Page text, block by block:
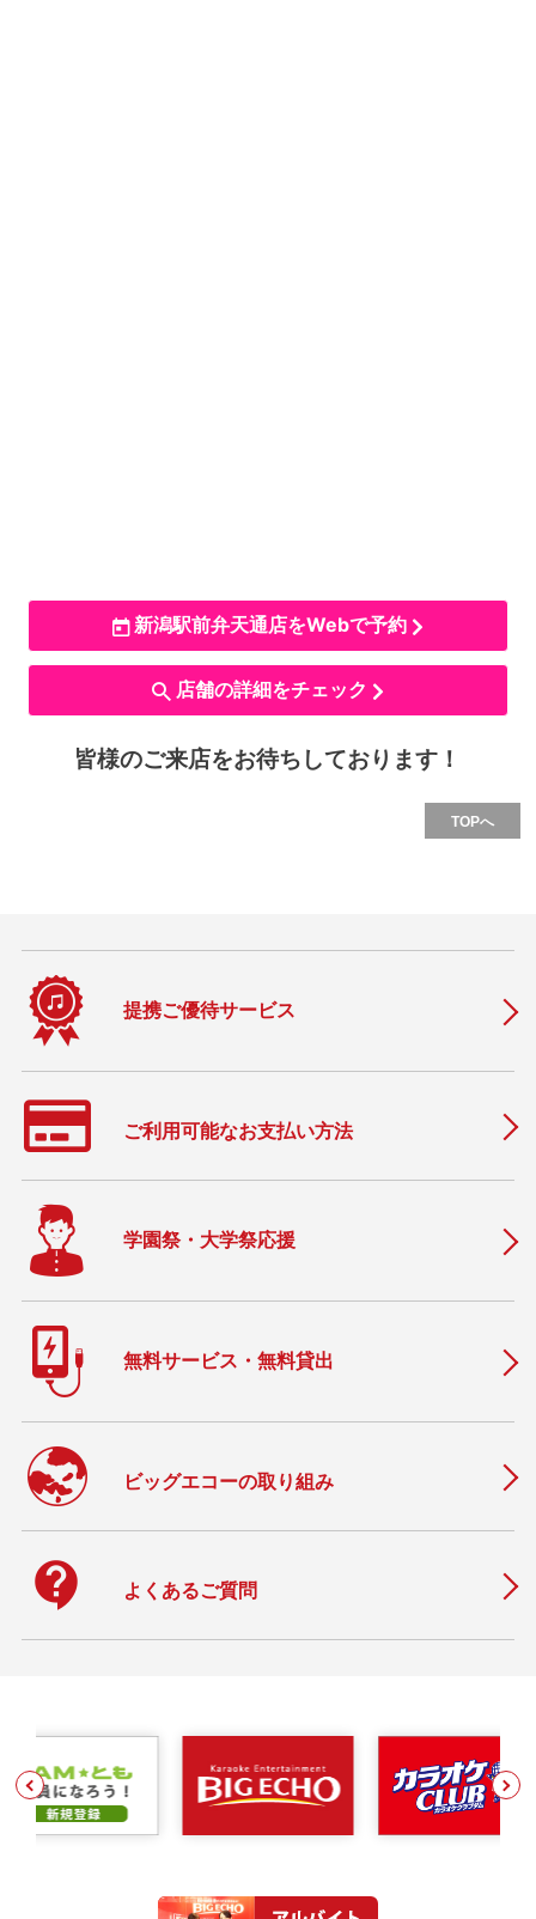
新潟駅前弁天通店をWebで予約
店舗の詳細をチェック
皆様のご来店をお待ちしております！
TOPへ
提携ご優待サービス
ご利用可能なお支払い方法
学園祭・大学祭応援
無料サービス・無料貸出
ビッグエコーの取り組み
contact_support よくあるご質問